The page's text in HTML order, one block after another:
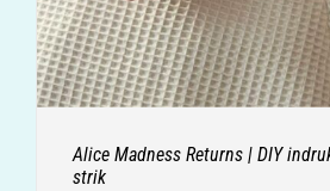
Alice Madness Returns | DIY
strik